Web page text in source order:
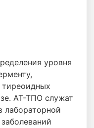
уровня
тиреоидных
АТ-ТПО служат
лабораторной